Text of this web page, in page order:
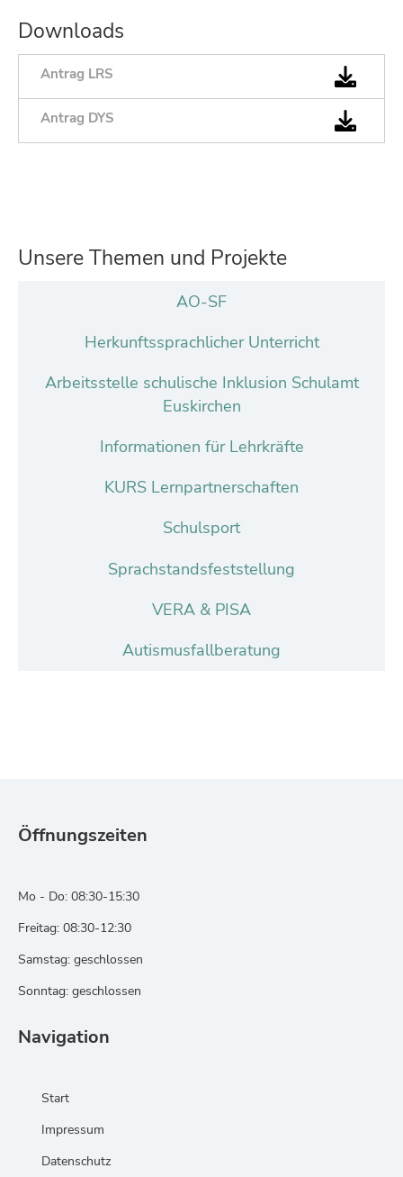
Downloads
Antrag LRS
Antrag DYS
Unsere Themen und Projekte
AO-SF
Herkunftssprachlicher Unterricht
Arbeitsstelle schulische Inklusion Schulamt
Euskirchen
Informationen für Lehrkräfte
KURS Lernpartnerschaften
Schulsport
Sprachstandsfeststellung
VERA & PISA
Autismusfallberatung
Öffnungszeiten
Mo - Do: 08:30-15:30
Freitag: 08:30-12:30
Samstag: geschlossen
Sonntag: geschlossen
Navigation
Start
Impressum
Datenschutz